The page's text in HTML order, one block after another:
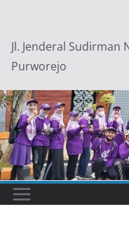
content
Jl. Jenderal Sudirman
Purworejo